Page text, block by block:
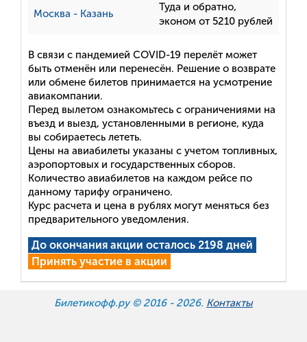
Москва - Казань
Туда и обратно,
эконом от 5210 рублей
В связи с пандемией COVID-19 перелёт может
быть отменён или перенесён. Решение о возврате
или обмене билетов принимается на усмотрение
авиакомпании.
Перед вылетом ознакомьтесь с ограничениями на
въезд и выезд, установленными в регионе, куда
вы собираетесь лететь.
Цены на авиабилеты указаны с учетом топливных,
аэропортовых и государственных сборов.
Количество авиабилетов на каждом рейсе по
данному тарифу ограничено.
Курс расчета и цена в рублях могут меняться без
предварительного уведомления.
До окончания акции осталось 2198 дней
Принять участие в акции
Билетикофф.ру © 2016 - 2026. Контакты